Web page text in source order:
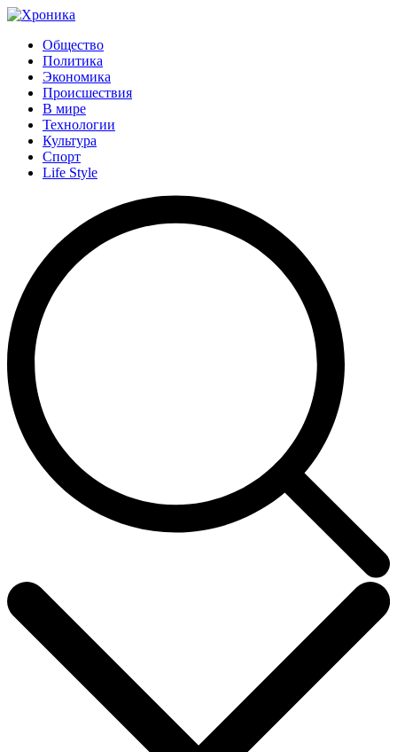
Общество
Политика
Экономика
Происшествия
В мире
Технологии
Культура
Спорт
Life Style